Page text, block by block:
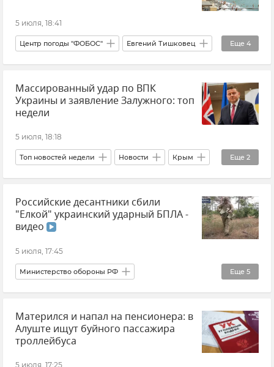
5 июля, 18:41
Еще 4
Центр погоды "ФОБОС" Евгений Тишковец
Новости Крыма Крым Погода
Погода в Крыму
Массированный удар по ВПК
Украины и заявление Залужного: топ
недели
5 июля, 18:18
Еще 2
Топ новостей недели Новости Крым
В мире Общество
Российские десантники сбили
"Елкой" украинский ударный БПЛА -
видео
5 июля, 17:45
Еще 5
Министерство обороны РФ
Группировка войск "Днепр" Видео
Беспилотник (БПЛА, дрон) Новости
Оружие
Матерился и напал на пенсионера: в
Алуште ищут буйного пассажира
троллейбуса
5 июля, 17:25